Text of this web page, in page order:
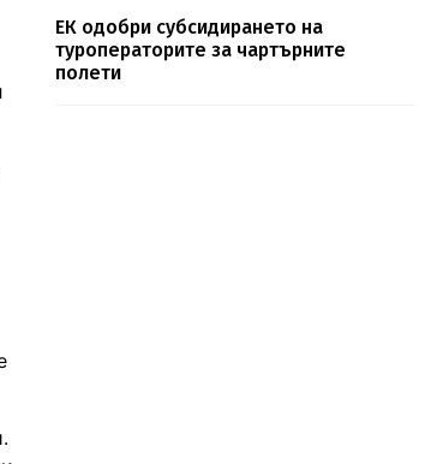
ЕК одобри субсидирането на
туроператорите за чартърните
полети